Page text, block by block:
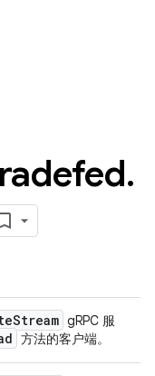
.
Stream gRPC 服
方法的客户端。